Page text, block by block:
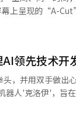
国税联动制'结构。 在过
义务教育的落实
财政部门指出，各市·道教育
数万亿韩元。每
和浪费的财政运作。 因此
将部分中小学财
政
上呈现的“A-
。<编辑者注>
一边唱歌一边跳
站立的时刻。“
努力。拍摄结束
台经验变得丰富
的线条。刚开始
领先技术开
，并用双手做出
器人'克洛伊'，旨
技术开发项目启